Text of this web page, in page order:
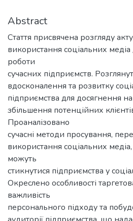
Abstract
Стаття присвячена розгляду
використання соціальних
роботи
сучасних підприємств.
вдосконалення та розвитку
підприємства для досягнення
збільшення потенційних
Проаналізовано
сучасні методи просування,
використання соціальних
можуть
стикнутися підприємства у
Окреслено особливості
важливість
персонального підходу та